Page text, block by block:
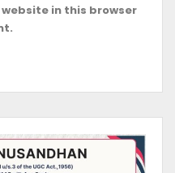
in this browser